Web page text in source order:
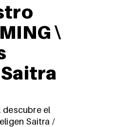
\
descubre el
Saitra /